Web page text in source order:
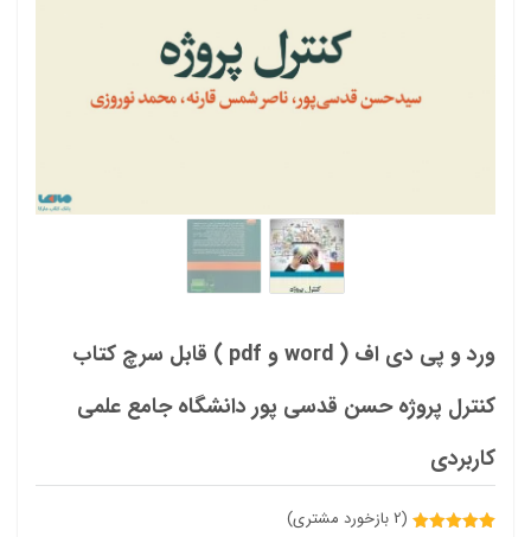
ورد و پی دی اف ( word و pdf ) قابل سرچ کتاب
کنترل پروژه حسن قدسی پور دانشگاه جامع علمی
کاربردی
(
2بازخورد مشتری)